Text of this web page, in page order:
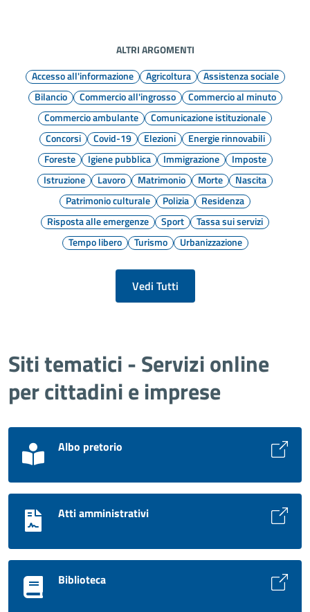
ALTRI ARGOMENTI
Accesso all'informazione
Agricoltura
Assistenza sociale
Bilancio
Commercio all'ingrosso
Commercio al minuto
Commercio ambulante
Comunicazione istituzionale
Concorsi
Covid-19 Elezioni
Energie rinnovabili
Foreste
Igiene pubblica Immigrazione
Imposte
Istruzione
Lavoro Matrimonio Morte
Nascita
Patrimonio culturale
Polizia
Residenza
Risposta alle emergenze
Sport
Tassa sui servizi
Tempo libero
Turismo Urbanizzazione
Vedi Tutti
Siti tematici - Servizi online
per cittadini e imprese
Albo pretorio
Atti amministrativi
Biblioteca